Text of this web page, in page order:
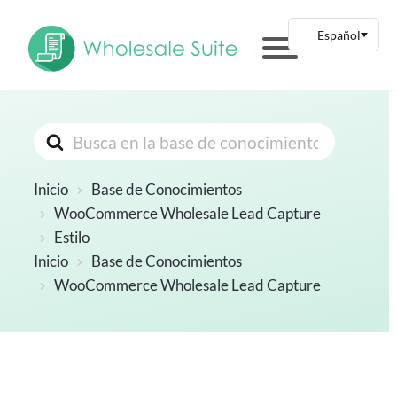
Buscar
Inicio
Base de Conocimientos
WooCommerce Wholesale Lead Capture
Estilo
Inicio
Base de Conocimientos
WooCommerce Wholesale Lead Capture